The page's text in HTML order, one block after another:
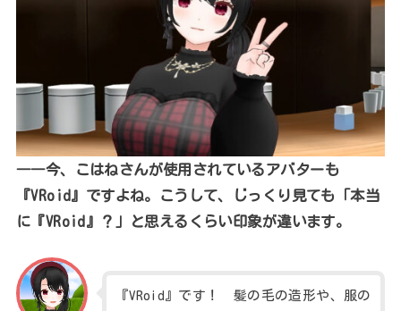
――今、こはねさんが使用されているアバターも
『VRoid』ですよね。こうして、じっくり見ても「本当
に『VRoid』？」と思えるくらい印象が違います。
『VRoid』です！ 髪の毛の造形や、服の